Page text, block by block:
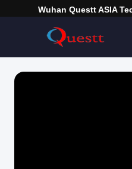
Wuhan Questt ASIA